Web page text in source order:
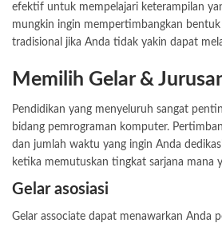
efektif untuk mempelajari keterampilan
mungkin ingin mempertimbangkan
tradisional jika Anda tidak yakin dapat
Memilih Gelar &
Pendidikan yang menyeluruh sangat
bidang pemrograman komputer.
dan jumlah waktu yang ingin Anda
ketika memutuskan tingkat sarjana mana
Gelar asosiasi
Gelar associate dapat menawarkan Anda